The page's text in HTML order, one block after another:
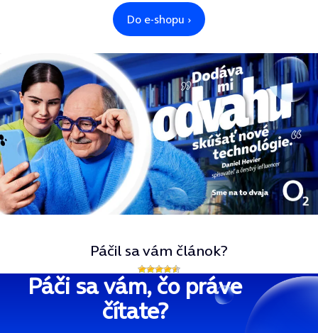
Páčil sa vám článok?
Páči sa vám, čo práve
čítate?